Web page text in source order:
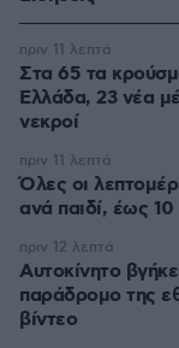
Στα 65 τα
Ελλάδα, 23 νέα μέσα σε μία εβδομάδα, στους έξι οι
νεκροί
πριν 11 λεπτά
Όλες οι
πριν 11 λεπτά
Αυτοκίνητο
παράδρομο της
βίντεο
πριν 12 λεπτά